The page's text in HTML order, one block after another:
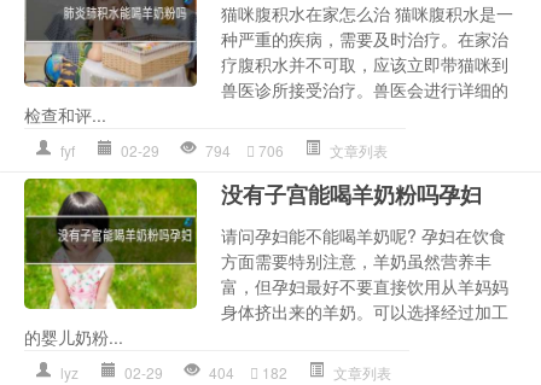
猫咪腹积水在家怎么治 猫咪腹积水是一
种严重的疾病，需要及时治疗。在家治
疗腹积水并不可取，应该立即带猫咪到
兽医诊所接受治疗。兽医会进行详细的
检查和评...
fyf 02-29 794 706 文章列表
没有子宫能喝羊奶粉吗孕妇
请问孕妇能不能喝羊奶呢? 孕妇在饮食
方面需要特别注意，羊奶虽然营养丰
富，但孕妇最好不要直接饮用从羊妈妈
身体挤出来的羊奶。可以选择经过加工
的婴儿奶粉...
lyz 02-29 404 182 文章列表